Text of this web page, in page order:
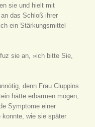
sie und hielt mit
das Schloß ihrer
ein Stärkungsmittel
sie an, »ich bitte Sie,
denn Frau Cluppins
hätte erbarmen mögen,
Symptome einer
konnte, wie sie später